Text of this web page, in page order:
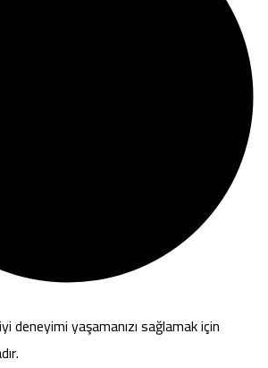
deneyimi yaşamanızı sağlamak için